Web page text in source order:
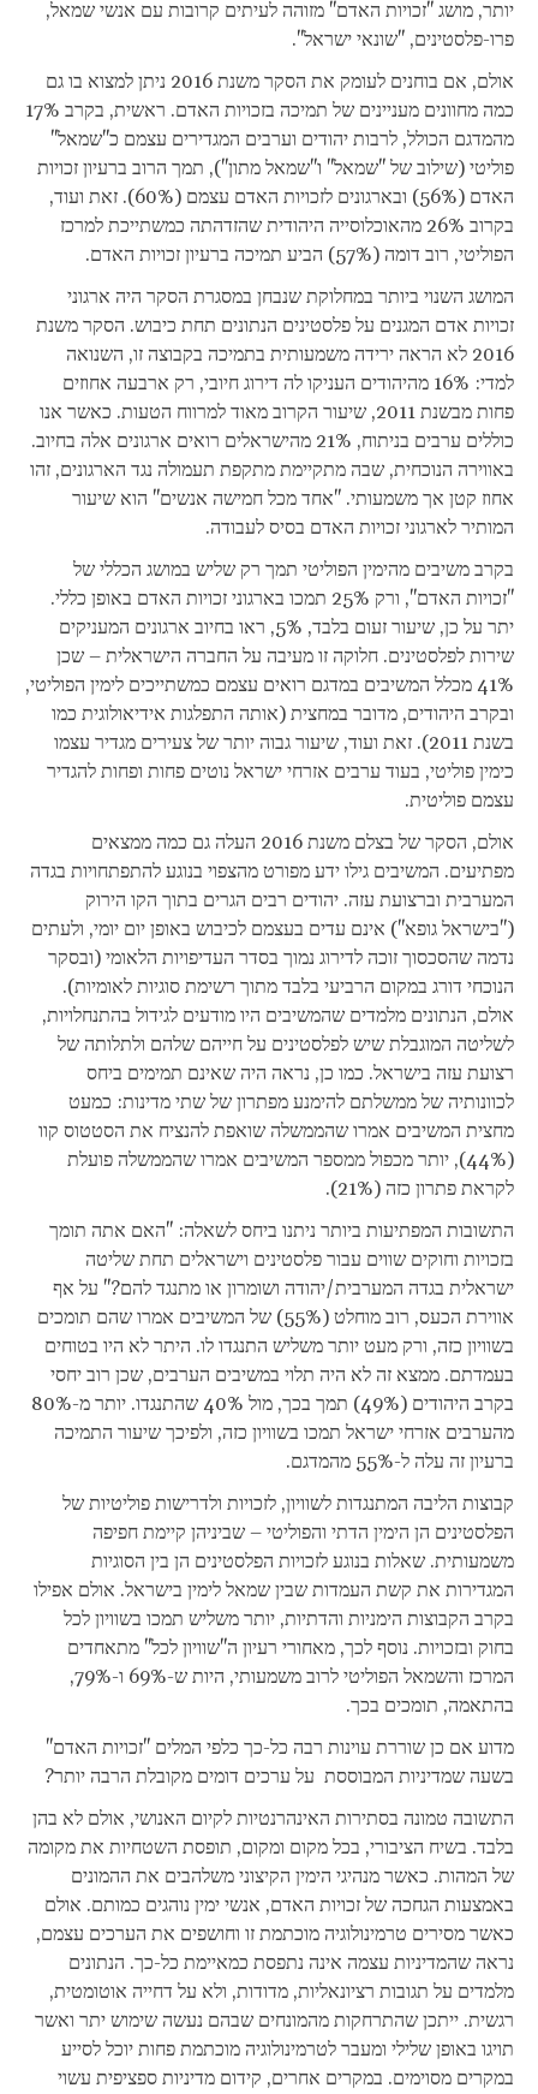
יותר, מושג "זכויות האדם" מזוהה לעיתים קרובות עם אנשי שמאל,
פרו-פלסטינים, "שונאי ישראל".
אולם, אם בוחנים לעומק את הסקר משנת 2016 ניתן למצוא בו גם
כמה מחוונים מעניינים של תמיכה בזכויות האדם. ראשית, בקרב 17%
מהמדגם הכולל, לרבות יהודים וערבים המגדירים עצמם כ"שמאל"
פוליטי (שילוב של "שמאל" ו"שמאל מתון"), תמך הרוב ברעיון זכויות
האדם (56%) ובארגונים לזכויות האדם עצמם (60%). זאת ועוד,
בקרוב 26% מהאוכלוסייה היהודית שהזדהתה כמשתייכת למרכז
הפוליטי, רוב דומה (57%) הביע תמיכה ברעיון זכויות האדם.
המושג השנוי ביותר במחלוקת שנבחן במסגרת הסקר היה ארגוני
זכויות אדם המגנים על פלסטינים הנתונים תחת כיבוש. הסקר משנת
2016 לא הראה ירידה משמעותית בתמיכה בקבוצה זו, השנואה
למדי: 16% מהיהודים העניקו לה דירוג חיובי, רק ארבעה אחוזים
פחות מבשנת 2011, שיעור הקרוב מאוד למרווח הטעות. כאשר אנו
כוללים ערבים בניתוח, 21% מהישראלים רואים ארגונים אלה בחיוב.
באווירה הנוכחית, שבה מתקיימת מתקפת תעמולה נגד הארגונים, זהו
אחוז קטן אך משמעותי. "אחד מכל חמישה אנשים" הוא שיעור
המותיר לארגוני זכויות האדם בסיס לעבודה.
בקרב משיבים מהימין הפוליטי תמך רק שליש במושג הכללי של
"זכויות האדם", ורק 25% תמכו בארגוני זכויות האדם באופן כללי.
יתר על כן, שיעור זעום בלבד, 5%, ראו בחיוב ארגונים המעניקים
שירות לפלסטינים. חלוקה זו מעיבה על החברה הישראלית – שכן
41% מכלל המשיבים במדגם רואים עצמם כמשתייכים לימין הפוליטי,
ובקרב היהודים, מדובר במחצית (אותה התפלגות אידיאולוגית כמו
בשנת 2011). זאת ועוד, שיעור גבוה יותר של צעירים מגדיר עצמו
כימין פוליטי, בעוד ערבים אזרחי ישראל נוטים פחות ופחות להגדיר
עצמם פוליטית.
אולם, הסקר של בצלם משנת 2016 העלה גם כמה ממצאים
מפתיעים. המשיבים גילו ידע מפורט מהצפוי בנוגע להתפתחויות בגדה
המערבית וברצועת עזה. יהודים רבים הגרים בתוך הקו הירוק
("בישראל גופא") אינם עדים בעצמם לכיבוש באופן יום יומי, ולעתים
נדמה שהסכסוך זוכה לדירוג נמוך בסדר העדיפויות הלאומי (ובסקר
הנוכחי דורג במקום הרביעי בלבד מתוך רשימת סוגיות לאומיות).
אולם, הנתונים מלמדים שהמשיבים היו מודעים לגידול בהתנחלויות,
לשליטה המוגבלת שיש לפלסטינים על חייהם שלהם ולתלותה של
רצועת עזה בישראל. כמו כן, נראה היה שאינם תמימים ביחס
לכוונותיה של ממשלתם להימנע מפתרון של שתי מדינות: כמעט
מחצית המשיבים אמרו שהממשלה שואפת להנציח את הסטטוס קוו
(44%), יותר מכפול ממספר המשיבים אמרו שהממשלה פועלת
לקראת פתרון כזה (21%).
התשובות המפתיעות ביותר ניתנו ביחס לשאלה: "האם אתה תומך
בזכויות וחוקים שווים עבור פלסטינים וישראלים תחת שליטה
ישראלית בגדה המערבית/יהודה ושומרון או מתנגד להם?" על אף
אווירת הכעס, רוב מוחלט (55%) של המשיבים אמרו שהם תומכים
בשוויון כזה, ורק מעט יותר משליש התנגדו לו. היתר לא היו בטוחים
בעמדתם. ממצא זה לא היה תלוי במשיבים הערבים, שכן רוב יחסי
בקרב היהודים (49%) תמך בכך, מול 40% שהתנגדו. יותר מ-80%
מהערבים אזרחי ישראל תמכו בשוויון כזה, ולפיכך שיעור התמיכה
ברעיון זה עלה ל-55% מהמדגם.
קבוצות הליבה המתנגדות לשוויון, לזכויות ולדרישות פוליטיות של
הפלסטינים הן הימין הדתי והפוליטי – שביניהן קיימת חפיפה
משמעותית. שאלות בנוגע לזכויות הפלסטינים הן בין הסוגיות
המגדירות את קשת העמדות שבין שמאל לימין בישראל. אולם אפילו
בקרב הקבוצות הימניות והדתיות, יותר משליש תמכו בשוויון לכל
בחוק ובזכויות. נוסף לכך, מאחורי רעיון ה"שוויון לכל" מתאחדים
המרכז והשמאל הפוליטי לרוב משמעותי, היות ש-69% ו-79%,
בהתאמה, תומכים בכך.
מדוע אם כן שוררת עוינות רבה כל-כך כלפי המלים "זכויות האדם"
בשעה שמדיניות המבוססת על ערכים דומים מקובלת הרבה יותר?
התשובה טמונה בסתירות האינהרנטיות לקיום האנושי, אולם לא בהן
בלבד. בשיח הציבורי, בכל מקום ומקום, תופסת השטחיות את מקומה
של המהות. כאשר מנהיגי הימין הקיצוני משלהבים את ההמונים
באמצעות הגחכה של זכויות האדם, אנשי ימין נוהגים כמותם. אולם
כאשר מסירים טרמינולוגיה מוכתמת זו וחושפים את הערכים עצמם,
נראה שהמדיניות עצמה אינה נתפסת כמאיימת כל-כך. הנתונים
מלמדים על תגובות רציונאליות, מדודות, ולא על דחייה אוטומטית,
רגשית. ייתכן שהתרחקות מהמונחים שבהם נעשה שימוש יתר ואשר
תויגו באופן שלילי ומעבר לטרמינולוגיה מוכתמת פחות יוכל לסייע
במקרים מסוימים. במקרים אחרים, קידום מדיניות ספציפית עשוי